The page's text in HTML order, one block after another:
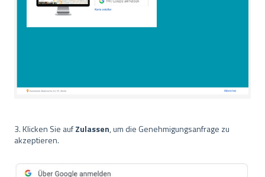
3. Klicken Sie aufZulassen, um die Genehmigungsanfrage zu
akzeptieren.